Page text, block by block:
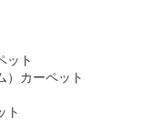
ット
）カーペット
ト